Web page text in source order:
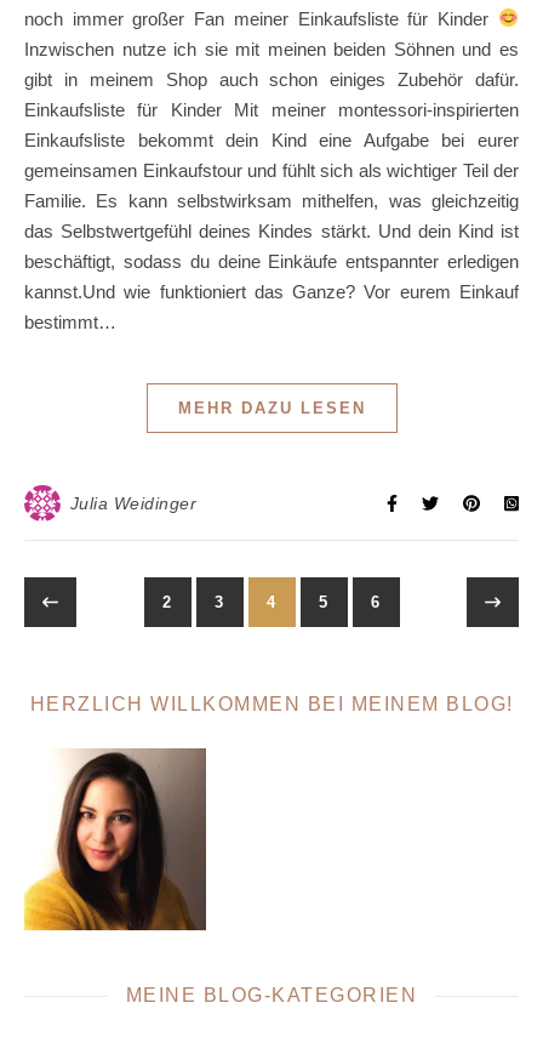
noch immer großer Fan meiner Einkaufsliste für Kinder
Inzwischen nutze ich sie mit meinen beiden Söhnen und es
gibt in meinem Shop auch schon einiges Zubehör dafür.
Einkaufsliste für Kinder Mit meiner montessori-inspirierten
Einkaufsliste bekommt dein Kind eine Aufgabe bei eurer
gemeinsamen Einkaufstour und fühlt sich als wichtiger Teil der
Familie. Es kann selbstwirksam mithelfen, was gleichzeitig
das Selbstwertgefühl deines Kindes stärkt. Und dein Kind ist
beschäftigt, sodass du deine Einkäufe entspannter erledigen
kannst.Und wie funktioniert das Ganze? Vor eurem Einkauf
bestimmt…
MEHR DAZU LESEN
Julia Weidinger
2 3 4 5 6
HERZLICH WILLKOMMEN BEI MEINEM BLOG!
MEINE BLOG-KATEGORIEN